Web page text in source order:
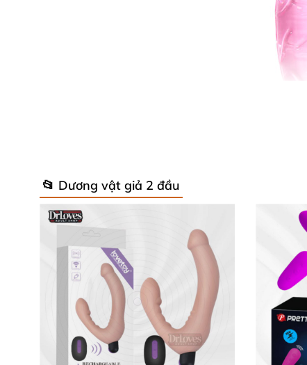
Thông số kỹ thuật vượt trội 📏
Chiều dài tổng thể: 29.8 cm
Đường kính đầu lớn: 3.4 cm
📂 Dương vật giả 2 đầu